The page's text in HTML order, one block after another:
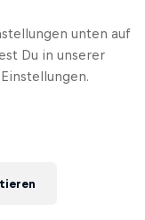
unten auf
Du in unserer